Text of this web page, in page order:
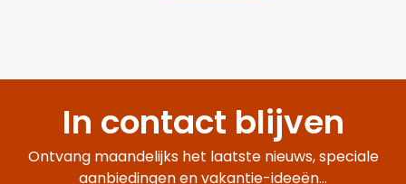
In contact blijven
Ontvang maandelijks het laatste nieuws, speciale
aanbiedingen en vakantie-ideeën...